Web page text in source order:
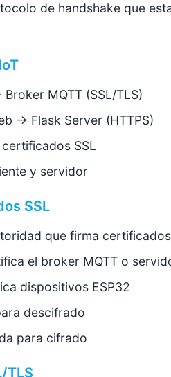
de handshake que
MQTT (SSL/TLS)
→ Flask Server (HTTPS)
SSL
y servidor
SSL
que firma certificados
el broker MQTT o
dispositivos ESP32
descifrado
para cifrado
TLS